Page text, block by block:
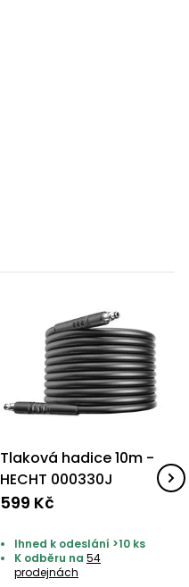
Tlaková hadice 10m -
HECHT 000330J
599 Kč
Ihned k odeslání >10 ks
K odběru na 54
prodejnách